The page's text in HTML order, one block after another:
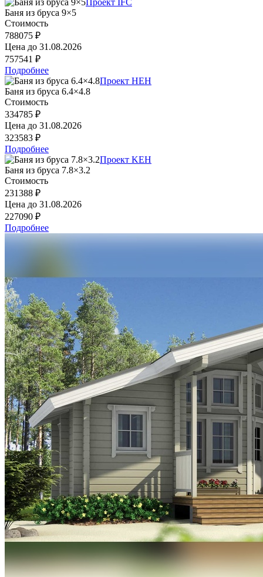
Баня из бруса 9×5
Стоимость
788075 ₽
Цена до 31.08.2026
757541 ₽
Подробнее
Проект HEH
Баня из бруса 6.4×4.8
Стоимость
334785 ₽
Цена до 31.08.2026
323583 ₽
Подробнее
Проект KEH
Баня из бруса 7.8×3.2
Стоимость
231388 ₽
Цена до 31.08.2026
227090 ₽
Подробнее